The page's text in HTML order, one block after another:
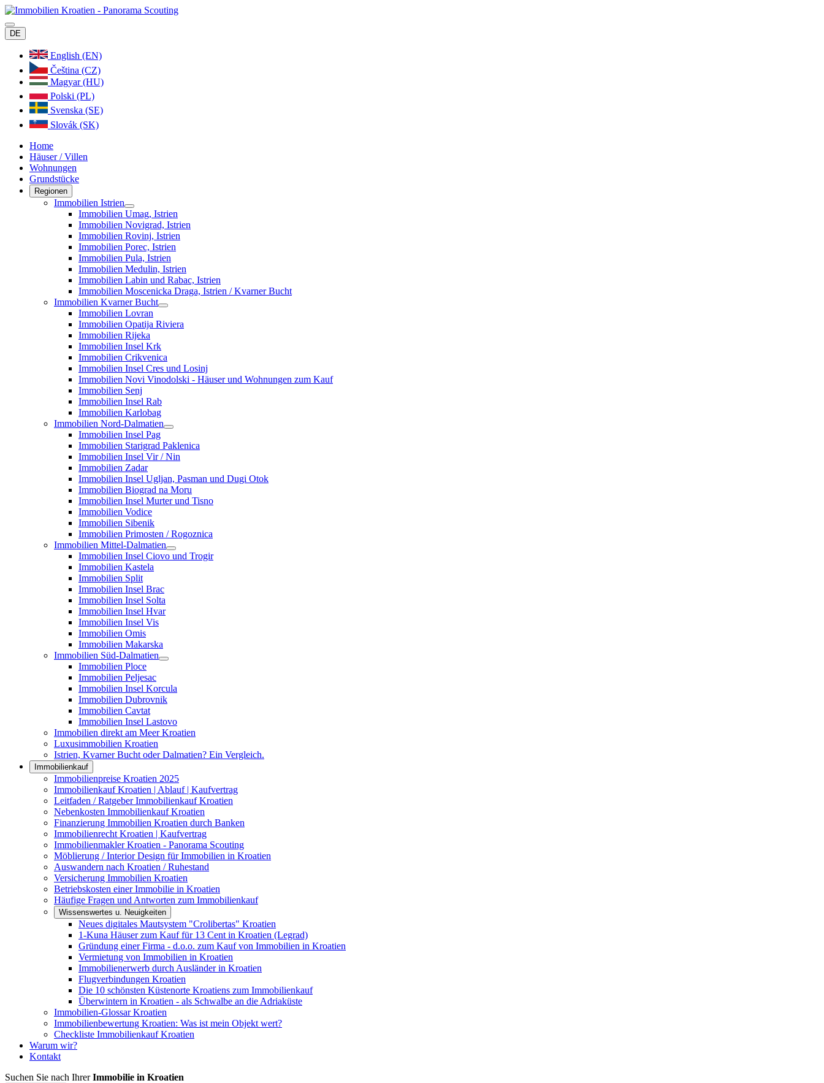
DE
English (EN)
Čeština (CZ)
Magyar (HU)
Polski (PL)
Svenska (SE)
Slovák (SK)
Home
Häuser / Villen
Wohnungen
Grundstücke
Regionen
Immobilien Istrien
Immobilien Umag, Istrien
Immobilien Novigrad, Istrien
Immobilien Rovinj, Istrien
Immobilien Porec, Istrien
Immobilien Pula, Istrien
Immobilien Medulin, Istrien
Immobilien Labin und Rabac, Istrien
Immobilien Moscenicka Draga, Istrien / Kvarner Bucht
Immobilien Kvarner Bucht
Immobilien Lovran
Immobilien Opatija Riviera
Immobilien Rijeka
Immobilien Insel Krk
Immobilien Crikvenica
Immobilien Insel Cres und Losinj
Immobilien Novi Vinodolski - Häuser und Wohnungen zum Kauf
Immobilien Senj
Immobilien Insel Rab
Immobilien Karlobag
Immobilien Nord-Dalmatien
Immobilien Insel Pag
Immobilien Starigrad Paklenica
Immobilien Insel Vir / Nin
Immobilien Zadar
Immobilien Insel Ugljan, Pasman und Dugi Otok
Immobilien Biograd na Moru
Immobilien Insel Murter und Tisno
Immobilien Vodice
Immobilien Sibenik
Immobilien Primosten / Rogoznica
Immobilien Mittel-Dalmatien
Immobilien Insel Ciovo und Trogir
Immobilien Kastela
Immobilien Split
Immobilien Insel Brac
Immobilien Insel Solta
Immobilien Insel Hvar
Immobilien Insel Vis
Immobilien Omis
Immobilien Makarska
Immobilien Süd-Dalmatien
Immobilien Ploce
Immobilien Peljesac
Immobilien Insel Korcula
Immobilien Dubrovnik
Immobilien Cavtat
Immobilien Insel Lastovo
Immobilien direkt am Meer Kroatien
Luxusimmobilien Kroatien
Istrien, Kvarner Bucht oder Dalmatien? Ein Vergleich.
Immobilienkauf
Immobilienpreise Kroatien 2025
Immobilienkauf Kroatien | Ablauf | Kaufvertrag
Leitfaden / Ratgeber Immobilienkauf Kroatien
Nebenkosten Immobilienkauf Kroatien
Finanzierung Immobilien Kroatien durch Banken
Immobilienrecht Kroatien | Kaufvertrag
Immobilienmakler Kroatien - Panorama Scouting
Möblierung / Interior Design für Immobilien in Kroatien
Auswandern nach Kroatien / Ruhestand
Versicherung Immobilien Kroatien
Betriebskosten einer Immobilie in Kroatien
Häufige Fragen und Antworten zum Immobilienkauf
Wissenswertes u. Neuigkeiten
Neues digitales Mautsystem "Crolibertas" Kroatien
1-Kuna Häuser zum Kauf für 13 Cent in Kroatien (Legrad)
Gründung einer Firma - d.o.o. zum Kauf von Immobilien in Kroatien
Vermietung von Immobilien in Kroatien
Immobilienerwerb durch Ausländer in Kroatien
Flugverbindungen Kroatien
Die 10 schönsten Küstenorte Kroatiens zum Immobilienkauf
Überwintern in Kroatien - als Schwalbe an die Adriaküste
Immobilien-Glossar Kroatien
Immobilienbewertung Kroatien: Was ist mein Objekt wert?
Checkliste Immobilienkauf Kroatien
Warum wir?
Kontakt
Suchen Sie nach IhrerImmobilie in Kroatien